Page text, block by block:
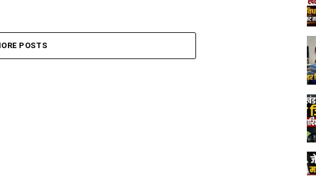
POSTS